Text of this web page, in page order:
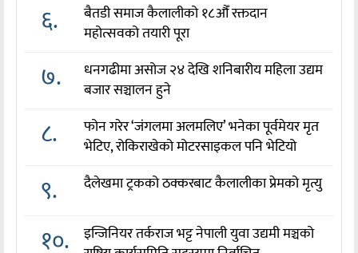
६.
बैतडी समाज कैलालीको १८औँ रक्तदान
महोत्सवको तयारी पूरा
७.
धनगढीमा असोज २४ देखि शनिबारीय महिला उद्यम
बजार सञ्चालन हुने
८.
फोन गरेर ‘जंगलमा अलमलिए’ भनेका पूर्वमेयर मृत
भेटिए, रोकिराखेको मोटरसाइकल पनि भेटियो
९. दैलेखमा ट्रकको ठक्करबाट कैलालीका प्रेमको मृत्यु
१०.
इन्जिनियर तर्कराज भट्ट नेपाली युवा उद्यमी मञ्चको